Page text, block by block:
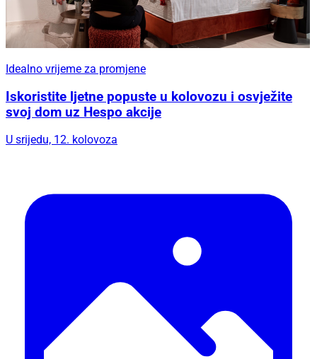
Idealno vrijeme za promjene
Iskoristite ljetne popuste u kolovozu i osvježite
svoj dom uz Hespo akcije
U srijedu, 12. kolovoza